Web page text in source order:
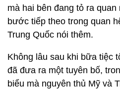
mà hai bên đang tỏ ra
bước tiếp theo trong quan
Trung Quốc nói thêm.
Không lâu sau khi bữa tiệc
đã đưa ra một tuyên bố,
biểu mà nguyên thủ Mỹ và